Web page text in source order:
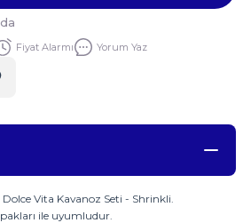
Fiyat Alarmı Yorum Yaz
Vita Kavanoz Seti - Shrinkli.
ile uyumludur.